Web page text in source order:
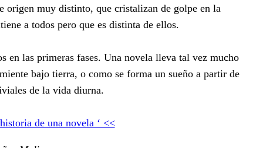
origen muy distinto, que cristalizan de golpe en la
a todos pero que es distinta de ellos.
las primeras fases. Una novela lleva tal vez mucho
bajo tierra, o como se forma un sueño a partir de
de la vida diurna.
de una novela ‘ <<